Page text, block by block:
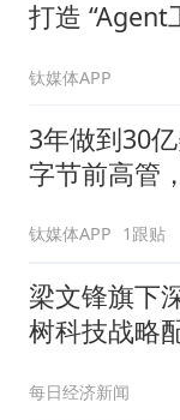
打造 “Agent
钛媒体APP
3年做到30
字节前高管
钛媒体APP 1跟贴
梁文锋旗下
树科技战略配售 ！
年
每日经济新闻